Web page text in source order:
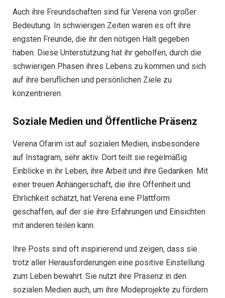
Auch ihre Freundschaften sind für Verena von großer
Bedeutung. In schwierigen Zeiten waren es oft ihre
engsten Freunde, die ihr den nötigen Halt gegeben
haben. Diese Unterstützung hat ihr geholfen, durch die
schwierigen Phasen ihres Lebens zu kommen und sich
auf ihre beruflichen und persönlichen Ziele zu
konzentrieren.
Soziale Medien und Öffentliche Präsenz
Verena Ofarim ist auf sozialen Medien, insbesondere
auf Instagram, sehr aktiv. Dort teilt sie regelmäßig
Einblicke in ihr Leben, ihre Arbeit und ihre Gedanken. Mit
einer treuen Anhängerschaft, die ihre Offenheit und
Ehrlichkeit schätzt, hat Verena eine Plattform
geschaffen, auf der sie ihre Erfahrungen und Einsichten
mit anderen teilen kann.
Ihre Posts sind oft inspirierend und zeigen, dass sie
trotz aller Herausforderungen eine positive Einstellung
zum Leben bewahrt. Sie nutzt ihre Präsenz in den
sozialen Medien auch, um ihre Modeprojekte zu fördern